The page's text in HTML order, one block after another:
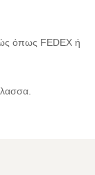
όπως FEDEX ή